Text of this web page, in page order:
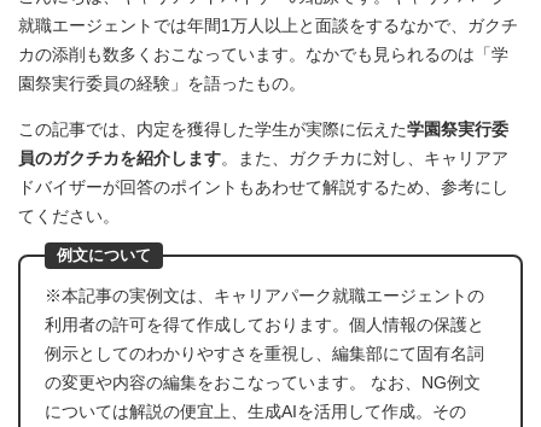
就職エージェントでは年間1万人以上と面談をするなかで、ガクチ
カの添削も数多くおこなっています。なかでも見られるのは「学
園祭実行委員の経験」を語ったもの。
この記事では、内定を獲得した学生が実際に伝えた学園祭実行委
員のガクチカを紹介します。また、ガクチカに対し、キャリアア
ドバイザーが回答のポイントもあわせて解説するため、参考にし
てください。
例文について
※本記事の実例文は、キャリアパーク就職エージェントの
利用者の許可を得て作成しております。個人情報の保護と
例示としてのわかりやすさを重視し、編集部にて固有名詞
の変更や内容の編集をおこなっています。 なお、NG例文
については解説の便宜上、生成AIを活用して作成。その